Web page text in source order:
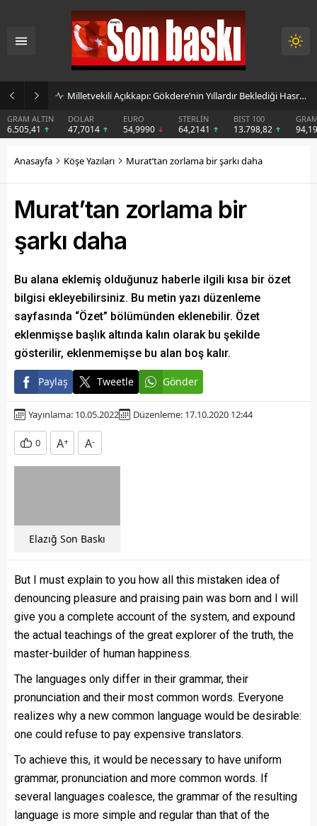
Milletvekili Açıkkapı: Gökdere’nin Yıllardır Beklediği Hasret Sona Eriyor
ALTIN DOLAR
47,7014
EURO
54,9990
STERLİN
64,2141
BIST 100
13.798,82
GRAM
94,19
Anasayfa Köşe Yazıları Murat’tan zorlama bir şarkı daha
Murat’tan zorlama bir
şarkı daha
Bu alana eklemiş olduğunuz haberle ilgili kısa bir özet
bilgisi ekleyebilirsiniz. Bu metin yazı düzenleme
sayfasında “Özet” bölümünden eklenebilir. Özet
eklenmişse başlık altında kalın olarak bu şekilde
gösterilir, eklenmemişse bu alan boş kalır.
Paylaş Tweetle Gönder
Yayınlama: 10.05.2022 Düzenleme: 17.10.2020 12:44
0 A+ A-
Elazığ Son Baskı
But I must explain to you how all this mistaken idea of
denouncing pleasure and praising pain was born and I will
give you a complete account of the system, and expound
the actual teachings of the great explorer of the truth, the
master-builder of human happiness.
The languages only differ in their grammar, their
pronunciation and their most common words. Everyone
realizes why a new common language would be desirable:
one could refuse to pay expensive translators.
To achieve this, it would be necessary to have uniform
grammar, pronunciation and more common words. If
several languages coalesce, the grammar of the resulting
language is more simple and regular than that of the